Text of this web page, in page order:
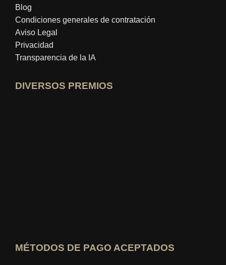
Blog
Condiciones generales de contratación
Aviso Legal
Privacidad
Transparencia de la IA
DIVERSOS PREMIOS
MÉTODOS DE PAGO ACEPTADOS